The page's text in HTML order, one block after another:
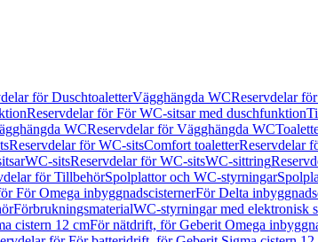
för DuschtoaletterVägghängda WCReservdelar
Reservdelar för För WC-sitsar med duschfunktion
WCReservdelar för Vägghängda WC
Reservdelar för WC-sitsComfort toaletterReservdelar
WC-sitsReservdelar för WC-sitsWC-sittring
för TillbehörSpolplattor och WC-styrningar
För Omega inbyggnadscisternerFör Delta
FörbrukningsmaterialWC-styrningar med elektronisk
cistern 12 cmFör nätdrift, för Geberit Omega